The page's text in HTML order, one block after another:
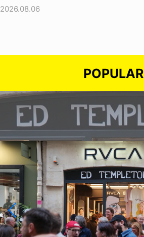
2026.08.06
POPULAR